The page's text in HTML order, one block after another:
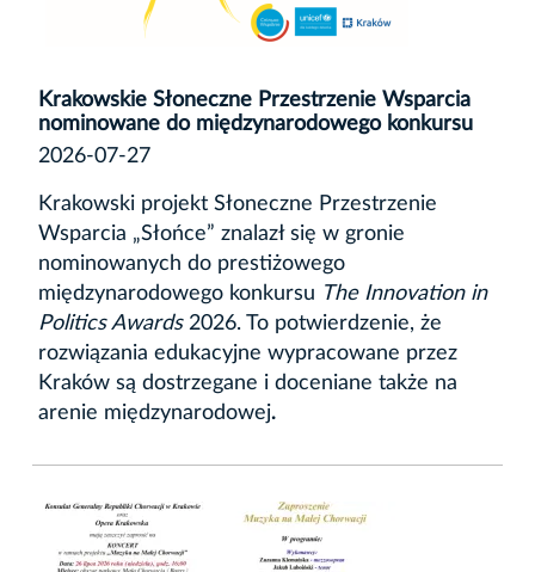
Krakowskie Słoneczne Przestrzenie Wsparcia
nominowane do międzynarodowego konkursu
2026-07-27
Krakowski projekt Słoneczne Przestrzenie
Wsparcia „Słońce” znalazł się w gronie
nominowanych do prestiżowego
międzynarodowego konkursu The Innovation in
Politics Awards2026. To potwierdzenie, że
rozwiązania edukacyjne wypracowane przez
Kraków są dostrzegane i doceniane także na
arenie międzynarodowej.